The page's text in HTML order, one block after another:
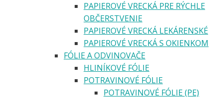
PAPIEROVÉ VRECKÁ PRE RÝCHLE
OBČERSTVENIE
PAPIEROVÉ VRECKÁ LEKÁRENSKÉ
PAPIEROVÉ VRECKÁ S OKIENKOM
FÓLIE A ODVINOVAČE
HLINÍKOVÉ FÓLIE
POTRAVINOVÉ FÓLIE
POTRAVINOVÉ FÓLIE (PE)